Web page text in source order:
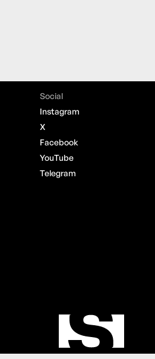
Social
Instagram
X
Facebook
YouTube
Telegram